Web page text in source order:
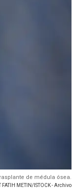
de médula ósea.
FATIH METIN/ISTOCK - Archivo